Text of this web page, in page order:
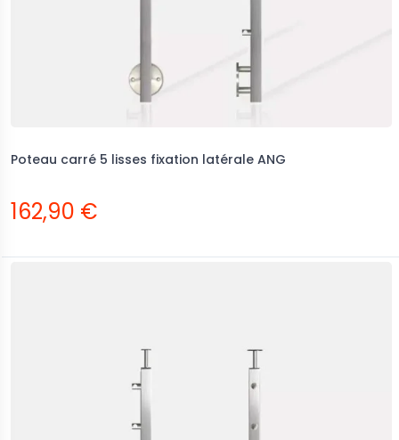
Poteau carré 5 lisses fixation latérale ANG
162,90 €